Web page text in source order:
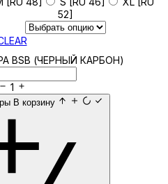
52]
BSB (ЧЕРНЫЙ КАРБОН)
1
В корзину